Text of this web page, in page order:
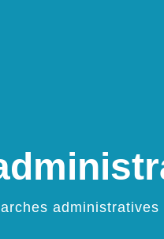
administratives